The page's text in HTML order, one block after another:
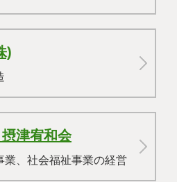
)
津宥和会
業、社会福祉事業の経営